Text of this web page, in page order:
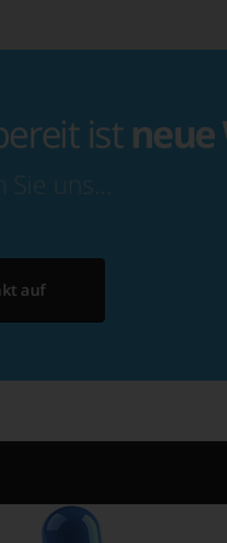
ist neue
Sie uns…
auf